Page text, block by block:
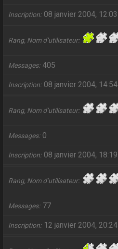
Inscription 08 janvier 2004, 12:03
Rang, Nom d’utilisateur
Messages 405
Inscription 08 janvier 2004, 14:54
Rang, Nom d’utilisateur
Messages 0
Inscription 08 janvier 2004, 18:19
Rang, Nom d’utilisateur
Messages 77
Inscription 12 janvier 2004, 20:24